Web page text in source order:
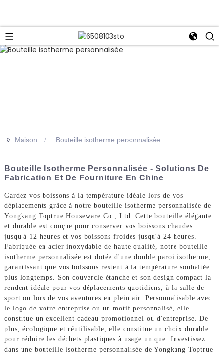
>> Maison Bouteille isotherme personnalisée
Bouteille Isotherme Personnalisée - Solutions De
Fabrication Et De Fourniture En Chine
Gardez vos boissons à la température idéale lors de vos
déplacements grâce à notre bouteille isotherme personnalisée de
Yongkang Toptrue Houseware Co., Ltd. Cette bouteille élégante
et durable est conçue pour conserver vos boissons chaudes
jusqu'à 12 heures et vos boissons froides jusqu'à 24 heures.
Fabriquée en acier inoxydable de haute qualité, notre bouteille
isotherme personnalisée est dotée d'une double paroi isotherme,
garantissant que vos boissons restent à la température souhaitée
plus longtemps. Son couvercle étanche et son design compact la
rendent idéale pour vos déplacements quotidiens, à la salle de
sport ou lors de vos aventures en plein air. Personnalisable avec
le logo de votre entreprise ou un motif personnalisé, elle
constitue un excellent cadeau promotionnel ou d'entreprise. De
plus, écologique et réutilisable, elle constitue un choix durable
pour réduire les déchets plastiques à usage unique. Investissez
dans une bouteille isotherme personnalisée de Yongkang Toptrue